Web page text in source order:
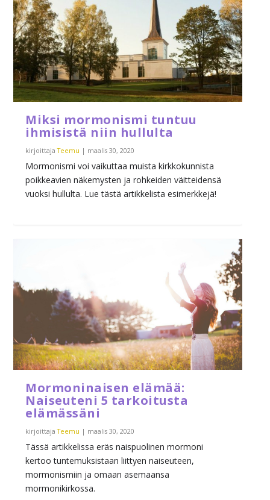
Miksi mormonismi tuntuu
ihmisistä niin hullulta
kirjoittajaTeemu | maalis 30, 2020
Mormonismi voi vaikuttaa muista kirkkokunnista
poikkeavien näkemysten ja rohkeiden väitteidensä
vuoksi hullulta. Lue tästä artikkelista esimerkkejä!
Mormoninaisen elämää:
Naiseuteni 5 tarkoitusta
elämässäni
kirjoittajaTeemu | maalis 30, 2020
Tässä artikkelissa eräs naispuolinen mormoni
kertoo tuntemuksistaan liittyen naiseuteen,
mormonismiin ja omaan asemaansa
mormonikirkossa.